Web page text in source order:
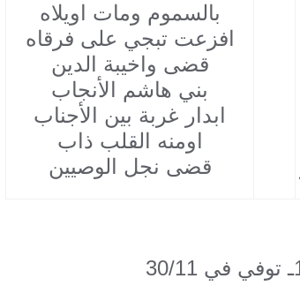
بالسموم ومات اويلاه
افزعت تبجي على فرقاه
قضى واخيبة الدين
بني هاشم الأنجاب
ابدار غربة بين الأجناب
اومنه القلب ذاب
قضى نجل الوصيين